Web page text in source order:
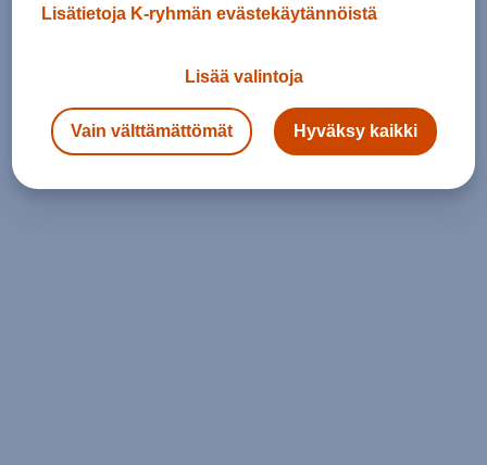
Lisätietoja K-ryhmän evästekäytännöistä
Lisää valintoja
Vain välttämättömät Hyväksy kaikki